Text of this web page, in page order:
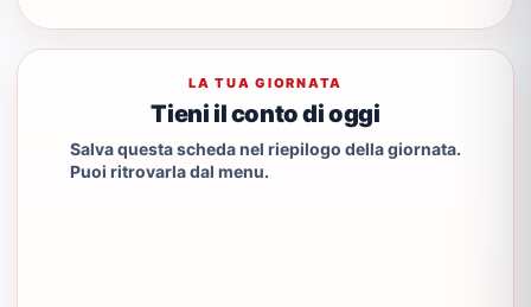
LA TUA GIORNATA
Tieni il conto di oggi
Salva questa scheda nel riepilogo della giornata.
Puoi ritrovarla dal menu.